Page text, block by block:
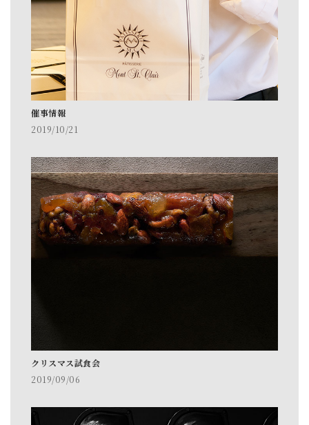
催事情報
2019/10/21
クリスマス試食会
2019/09/06